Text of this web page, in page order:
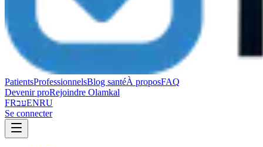
PatientsProfessionnelsBlog santéÀ proposFAQ
Devenir proRejoindre Olamkal
FRעבENRU
Se connecter